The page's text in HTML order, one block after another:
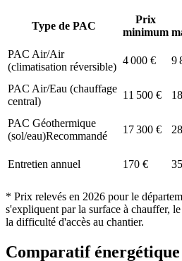
Type de PAC
Prix
minimum
PAC Air/Air
(climatisation réversible)
4 000 € 9
PAC Air/Eau (chauffage
central)
11 500 €
PAC Géothermique
(sol/eau)Recommandé
17 300 €
Entretien annuel
170 €
* Prix relevés en 2026 pour le
s'expliquent par la surface à chauffer,
la difficulté d'accès au chantier.
Comparatif